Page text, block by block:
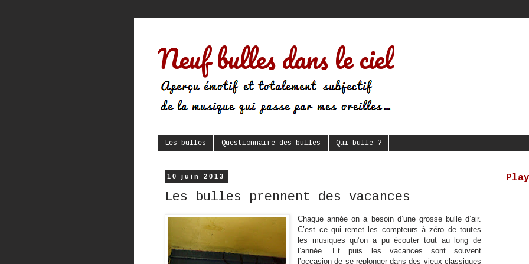
Neuf bulles dans le ciel
Les bulles Questionnaire des bulles Qui bulle ?
10 juin 2013
Les bulles prennent des vacances
Chaque année on a besoin d’une grosse bulle d’air.
C’est ce qui remet les compteurs à zéro de toutes
les musiques qu’on a pu écouter tout au long de
l’année. Et puis les vacances sont souvent
l’occasion de se replonger dans des vieux classiques